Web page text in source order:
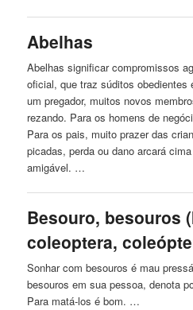
Abelhas
Abelhas significar compromissos
oficial, que traz súditos obedientes
um pregador, muitos novos
rezando. Para os homens de
Para os pais, muito prazer das
picadas, perda ou dano arcará
amigável. …
Besouro, besouros
coleoptera,
Sonhar com besouros é mau
besouros em sua pessoa, denota
Para matá-los é bom. …